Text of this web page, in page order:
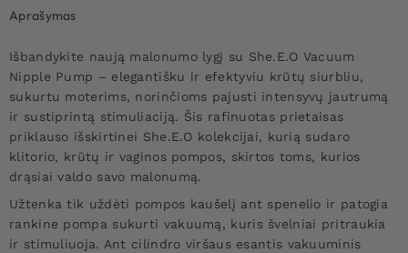
Aprašymas
Išbandykite naują malonumo lygį su She.E.O Vacuum
Nipple Pump – elegantišku ir efektyviu krūtų siurbliu,
sukurtu moterims, norinčioms pajusti intensyvų jautrumą
ir sustiprintą stimuliaciją. Šis rafinuotas prietaisas
priklauso išskirtinei She.E.O kolekcijai, kurią sudaro
klitorio, krūtų ir vaginos pompos, skirtos toms, kurios
drąsiai valdo savo malonumą.
Užtenka tik uždėti pompos kaušelį ant spenelio ir patogia
rankine pompa sukurti vakuumą, kuris švelniai pritraukia
ir stimuliuoja. Ant cilindro viršaus esantis vakuuminis